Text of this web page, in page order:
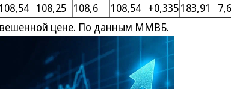
108,54 108,25 108,6 108,54 +0,335183,91
цене. По данным ММВБ.